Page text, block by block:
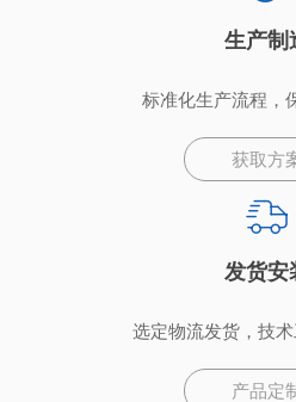
生产制
标准化生产流程，
获取方
发货安
选定物流发货，技
产品定